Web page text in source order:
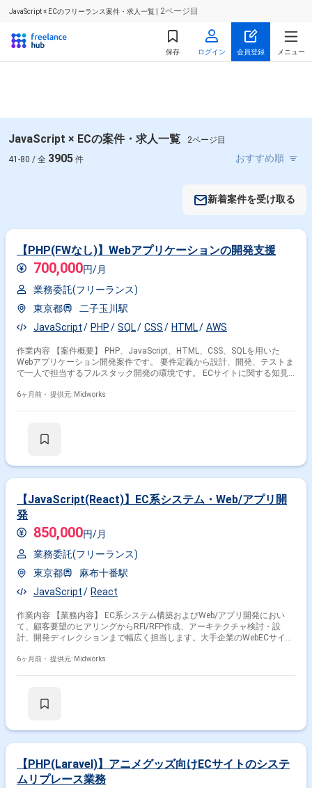
JavaScript × ECのフリーランス案件・求人一覧 | 2ページ目
保存 ログイン 会員登録 メニュー
JavaScript × ECの案件・求人一覧
2ページ目
41-80 / 全 3905 件
新着案件を受け取る
【PHP(FWなし)】Webアプリケーションの開発支援
700,000円/月
業務委託(フリーランス)
東京都
二子玉川駅
JavaScript
PHP SQL CSS HTML AWS
作業内容 【案件概要】 PHP、JavaScript、HTML、CSS、SQLを用いた
Webアプリケーション開発案件です。 要件定義から設計、開発、テストま
で一人で担当するフルスタック開発の環境です。 ECサイトに関する知見
経験が必須です。 長期的に継続するプロジェクトです。 【作業内容】 ・
6ヶ月前・ 提供元: Midworks
【JavaScript(React)】EC系システム・Web/アプリ開
発
850,000円/月
業務委託(フリーランス)
東京都
麻布十番駅
JavaScript
React
作業内容 【業務内容】 EC系システム構築およびWeb/アプリ開発におい
て、顧客要望のヒアリングからRFI/RFP作成、アーキテクチャ検討・設
計、開発ディレクションまで幅広く担当します。大手企業のWebECサイト
じたプロジェクトアサインも行います。 【作業内容】 ・EC系システムの
ロジェクトにおける開発ディレクション
6ヶ月前・ 提供元: Midworks
【PHP(Laravel)】アニメグッズ向けECサイトのシステ
ムリプレース業務